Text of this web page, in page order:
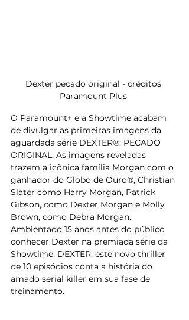
Dexter pecado original - créditos
Paramount Plus
O Paramount+ e a Showtime acabam
de divulgar as primeiras imagens da
aguardada série DEXTER®: PECADO
ORIGINAL. As imagens reveladas
trazem a icônica família Morgan com o
ganhador do Globo de Ouro®, Christian
Slater como Harry Morgan, Patrick
Gibson, como Dexter Morgan e Molly
Brown, como Debra Morgan.
Ambientado 15 anos antes do público
conhecer Dexter na premiada série da
Showtime, DEXTER, este novo thriller
de 10 episódios conta a história do
amado serial killer em sua fase de
treinamento.